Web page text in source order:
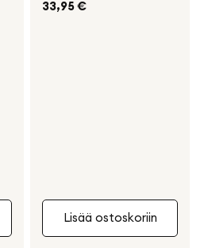
Normaali
33,95 €
Lisää ostoskoriin